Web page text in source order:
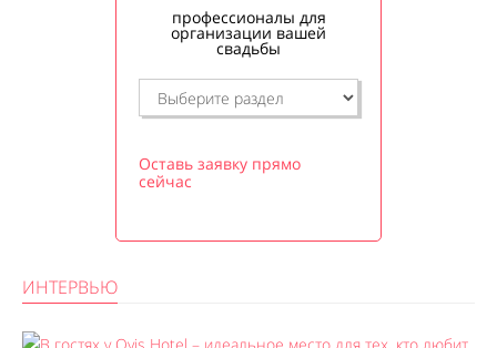
профессионалы для
организации вашей
свадьбы
Оставь заявку прямо
сейчас
ИНТЕРВЬЮ